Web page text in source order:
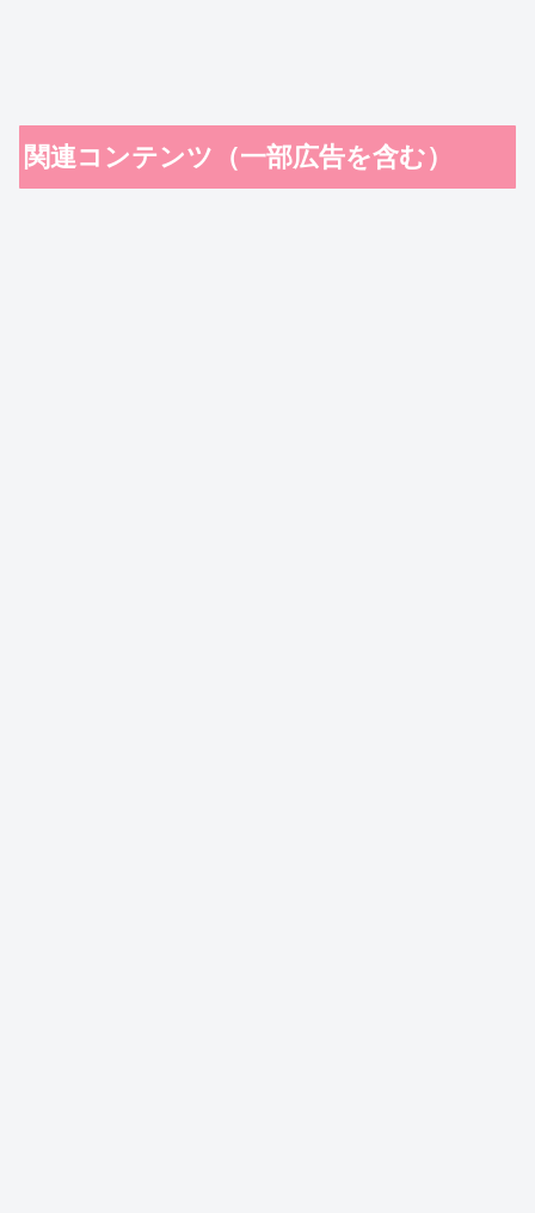
関連コンテンツ（一部広告を含む）